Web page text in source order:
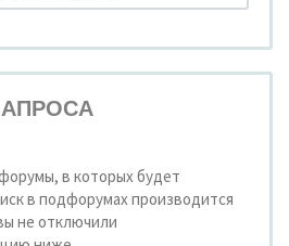
в которых будет
в подфорумах производится
не отключили